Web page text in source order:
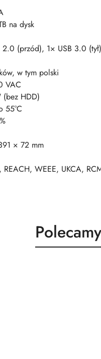
na dysk
2.0 (przód), 1× USB 3.0 (tył)
w tym polski
VAC
HDD)
55°C
× 72 mm
REACH, WEEE, UKCA,
Produkty
o
Polecamy
o